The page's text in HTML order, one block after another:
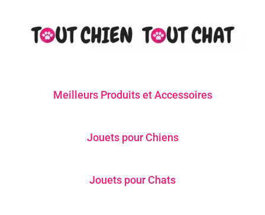
Meilleurs Produits et Accessoires
Jouets pour Chiens
Jouets pour Chats